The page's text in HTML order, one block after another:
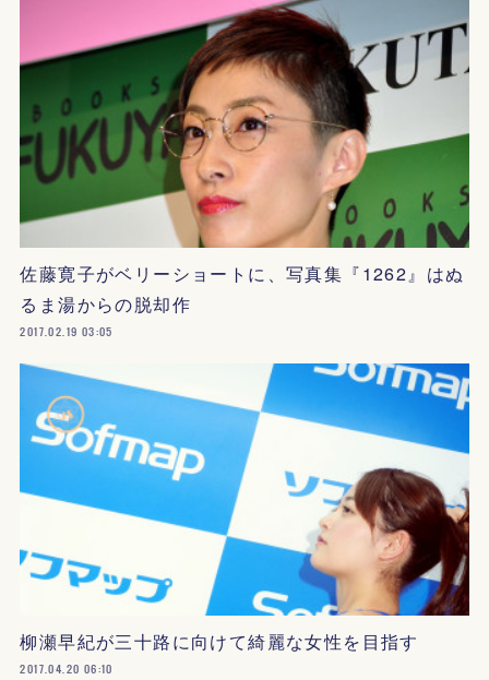
佐藤寛子がベリーショートに、写真集『1262』はぬ
るま湯からの脱却作
2017.02.19 03:05
柳瀬早紀が三十路に向けて綺麗な女性を目指す
2017.04.20 06:10